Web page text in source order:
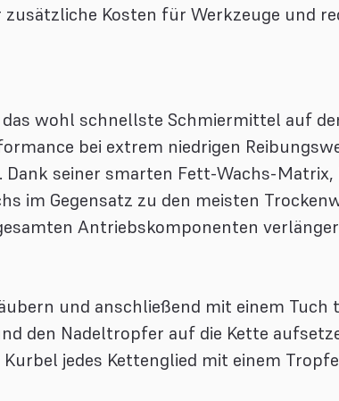
Kosten für Werkzeuge und
wohl schnellste Schmiermittel auf
bei extrem niedrigen
seiner smarten Fett-Wachs-
im Gegensatz zu den meisten
Antriebskomponenten
und anschließend mit einem Tuch
den Nadeltropfer auf die Kette
jedes Kettenglied mit einem